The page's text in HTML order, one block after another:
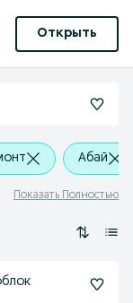
Открыть
Абай
Показать Полностью